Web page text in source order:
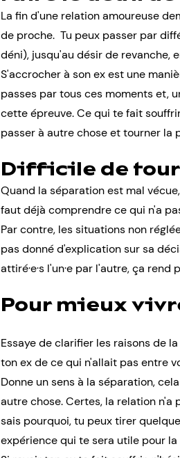
La fin d'une relation amoureuse
de proche. Tu peux passer par
déni), jusqu'au désir de revanche,
S'accrocher à son ex est une
passes par tous ces moments et,
cette épreuve. Ce qui te fait
passer à autre chose et tourner la
Difficile de
Quand la séparation est mal
faut déjà comprendre ce qui n'a
Par contre, les situations non
pas donné d'explication sur sa
attiré·e·s l'un·e par l'autre, ça
Pour mieux
Essaye de clarifier les raisons de
ton ex de ce qui n'allait pas entre
Donne un sens à la séparation,
autre chose. Certes, la relation n'a
sais pourquoi, tu peux tirer
expérience qui te sera utile pour la